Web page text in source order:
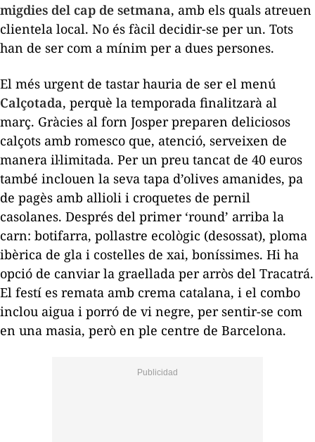
migdies del cap de setmana, amb els quals atreuen
clientela local. No és fàcil decidir-se per un. Tots
han de ser com a mínim per a dues persones.
El més urgent de tastar hauria de ser el menú
Calçotada, perquè la temporada finalitzarà al
març. Gràcies al forn Josper preparen deliciosos
calçots amb romesco que, atenció, serveixen de
manera il·limitada. Per un preu tancat de 40 euros
també inclouen la seva tapa d’olives amanides, pa
de pagès amb allioli i croquetes de pernil
casolanes. Després del primer ‘round’ arriba la
carn: botifarra, pollastre ecològic (desossat), ploma
ibèrica de gla i costelles de xai, boníssimes. Hi ha
opció de canviar la graellada per arròs del Tracatrá.
El festí es remata amb crema catalana, i el combo
inclou aigua i porró de vi negre, per sentir-se com
en una masia, però en ple centre de Barcelona.